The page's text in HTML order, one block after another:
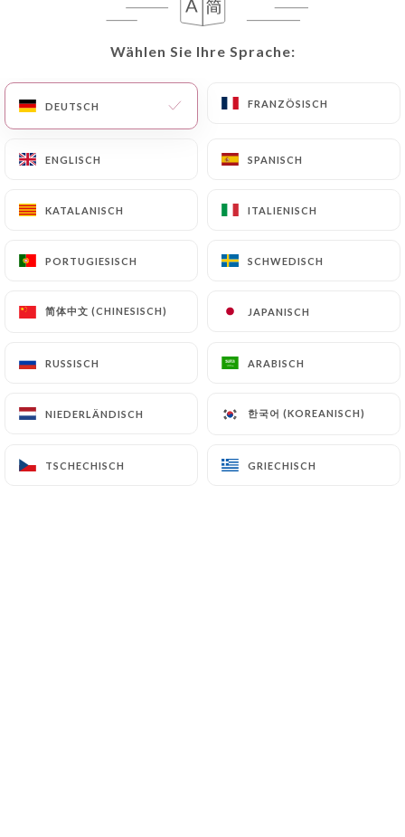
Wählen Sie Ihre Sprache:
DEUTSCH FRANZÖSISCH
ENGLISCH SPANISCH
KATALANISCH ITALIENISCH
PORTUGIESISCH SCHWEDISCH
简体中文 (CHINESISCH) JAPANISCH
RUSSISCH ARABISCH
NIEDERLÄNDISCH 한국어 (KOREANISCH)
TSCHECHISCH GRIECHISCH
START/GALERIE
Galerie
Wählen Sie Ihre Sprache:
DEUTSCH FRANZÖSISCH
ENGLISCH SPANISCH
KATALANISCH ITALIENISCH
PORTUGIESISCH SCHWEDISCH
简体中文 (CHINESISCH) JAPANISCH
RUSSISCH ARABISCH
NIEDERLÄNDISCH 한국어 (KOREANISCH)
TSCHECHISCH GRIECHISCH